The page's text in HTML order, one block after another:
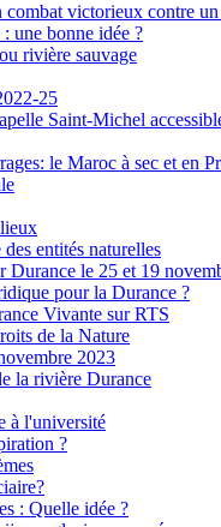
combat victorieux contre un
une bonne idée ?
rivière sauvage
25
Saint-Michel
le Maroc à sec et en
entités naturelles
Durance le 25 et 19
pour la Durance ?
Vivante sur RTS
de la Nature
2023
la rivière Durance
à l'université
?
: Quelle idée ?